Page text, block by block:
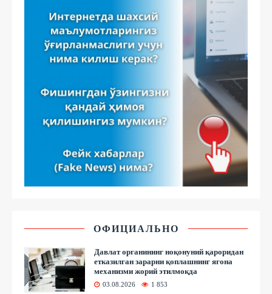
ОФИЦИАЛЬНО
Давлат органининг ноқонуний қароридан
етказилган зарарни қоплашнинг ягона
механизми жорий этилмоқда
03.08.2026 1 853